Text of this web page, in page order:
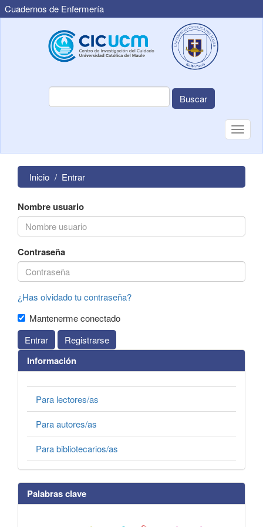
Cuadernos de Enfermería
principal
Contenido
principal
Buscar
Toggle
Inicio Entrar
Nombre usuario
Contraseña
¿Has olvidado tu contraseña?
Mantenerme conectado
Entrar
Registrarse
Información
Para lectores/as
Para autores/as
Para bibliotecarios/as
Palabras clave